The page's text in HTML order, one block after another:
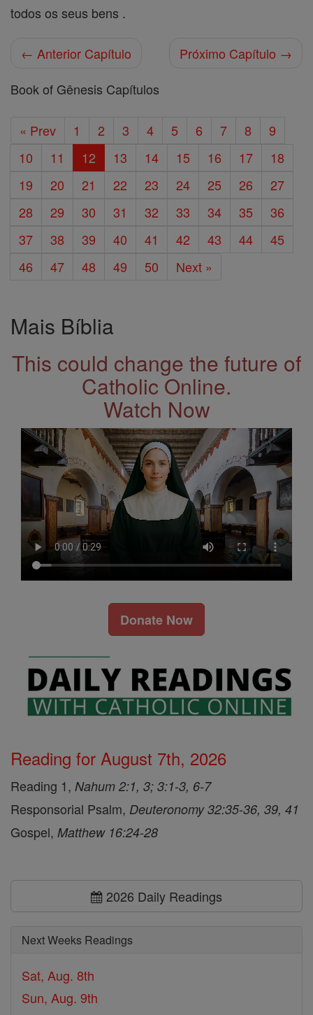
todos os seus bens .
← Anterior Capítulo
Próximo Capítulo →
Book of Gênesis Capítulos
« Prev 1 2 3 4 5 6 7 8
9
10
11 12 13 14 15 16 17
18
19
20 21 22 23 24 25 26
27
28
29 30 31 32 33 34 35
36
37
38 39 40 41 42 43 44
45
46
47 48 49 50 Next »
Mais Bíblia
This could change the future of
Catholic Online.
Watch Now
Donate Now
Reading for August 7th, 2026
Reading 1, Nahum 2:1, 3; 3:1-3, 6-7
Responsorial Psalm, Deuteronomy 32:35-36, 39, 41
Gospel, Matthew 16:24-28
2026 Daily Readings
Next Weeks Readings
Sat, Aug. 8th
Sun, Aug. 9th